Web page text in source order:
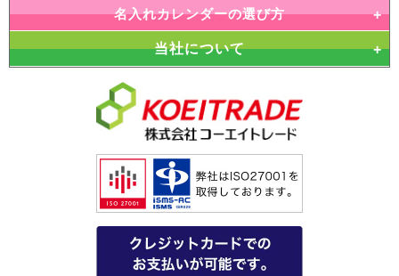
名入れカレンダーの選び方
当社について